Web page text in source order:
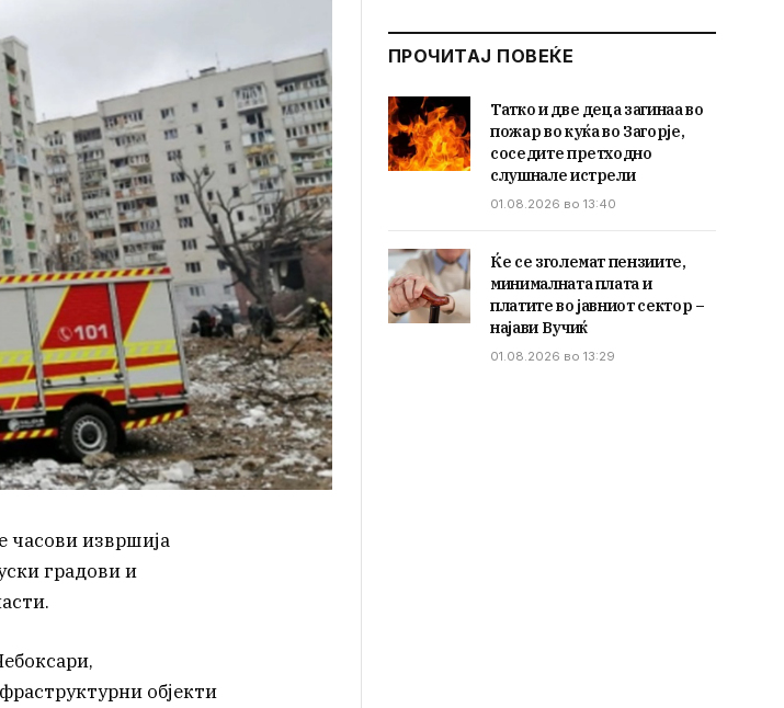
часови извршија
градови и
објекти
ПРОЧИТАЈ ПОВЕЌЕ
Татко и две деца загинаа во
пожар во куќа во Загорје,
соседите претходно
слушнале истрели
01.08.2026 во 13:40
Ќе се зголемат пензиите,
минималната плата и
платите во јавниот сектор –
најави Вучиќ
01.08.2026 во 13:29